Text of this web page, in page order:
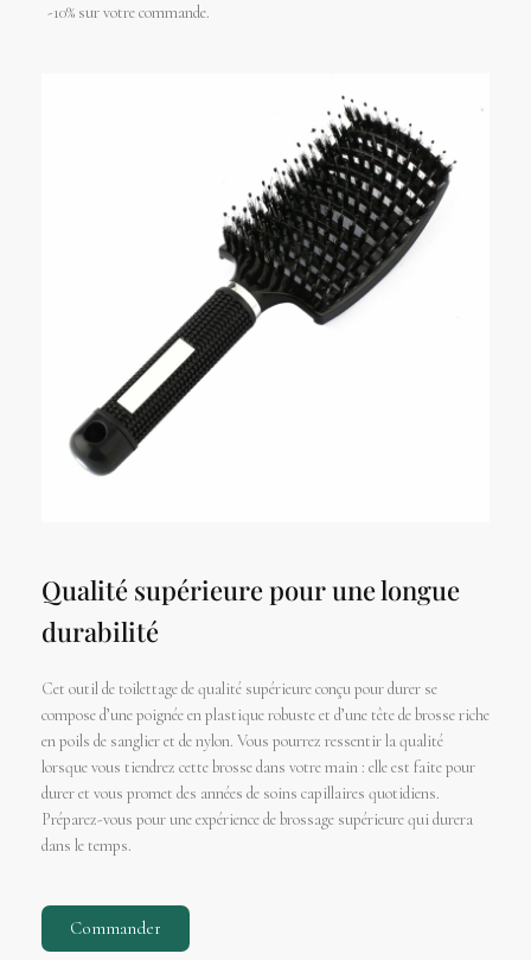
-10% sur votre commande.
Qualité supérieure pour une longue
durabilité
Cet outil de toilettage de qualité supérieure conçu pour durer se
compose d’une poignée en plastique robuste et d’une tête de brosse riche
en poils de sanglier et de nylon. Vous pourrez ressentir la qualité
lorsque vous tiendrez cette brosse dans votre main : elle est faite pour
durer et vous promet des années de soins capillaires quotidiens.
Préparez-vous pour une expérience de brossage supérieure qui durera
dans le temps.
Commander